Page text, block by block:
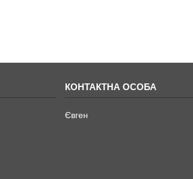
Євген